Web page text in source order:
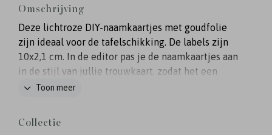
Omschrijving
Deze lichtroze DIY-naamkaartjes met goudfolie
zijn ideaal voor de tafelschikking. De labels zijn
10x2,1 cm. In de editor pas je de naamkaartjes aan
in de stijl van jullie trouwkaart, zodat het een
mooi geheel is. Knip of snij zelf de labels nog uit.
Toon meer
Collectie